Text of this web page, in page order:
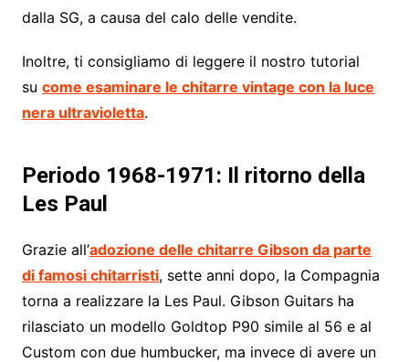
dalla SG, a causa del calo delle vendite.
Inoltre, ti consigliamo di leggere il nostro tutorial
su come esaminare le chitarre vintage con la luce
nera ultravioletta.
Periodo 1968-1971: Il ritorno della
Les Paul
Grazie all’adozione delle chitarre Gibson da parte
di famosi chitarristi, sette anni dopo, la Compagnia
torna a realizzare la Les Paul. Gibson Guitars ha
rilasciato un modello Goldtop P90 simile al 56 e al
Custom con due humbucker, ma invece di avere un